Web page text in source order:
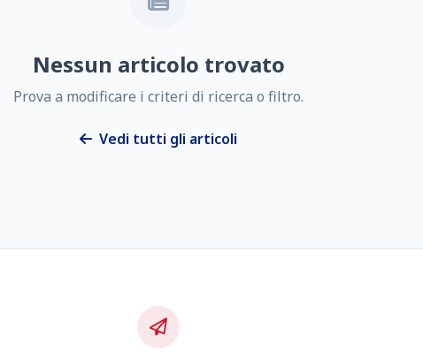
Nessun articolo trovato
Prova a modificare i criteri di ricerca o filtro.
Vedi tutti gli articoli